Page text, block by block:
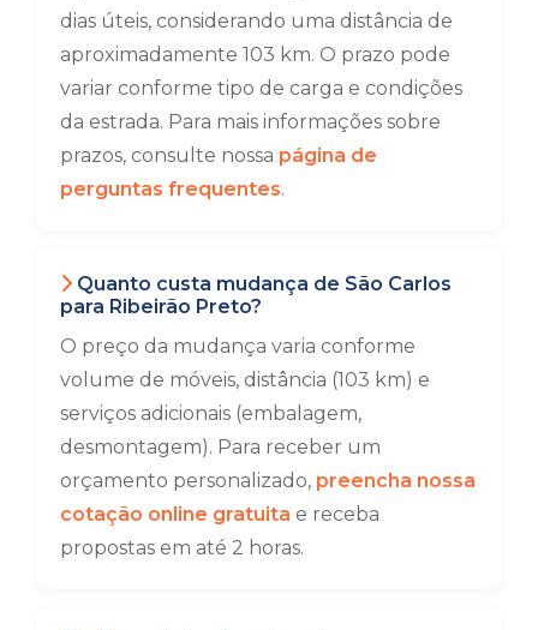
dias úteis, considerando uma distância de
aproximadamente 103 km. O prazo pode
variar conforme tipo de carga e condições
da estrada. Para mais informações sobre
prazos, consulte nossa página de
perguntas frequentes.
Quanto custa mudança de São Carlos
para Ribeirão Preto?
O preço da mudança varia conforme
volume de móveis, distância (103 km) e
serviços adicionais (embalagem,
desmontagem). Para receber um
orçamento personalizado, preencha nossa
cotação online gratuita e receba
propostas em até 2 horas.